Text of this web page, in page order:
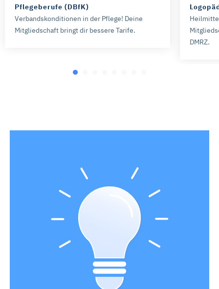
Pflegeberufe (DBfK)
Verbandskonditionen in der Pflege! Deine
Mitgliedschaft bringt dir bessere Tarife.
DMRZ.